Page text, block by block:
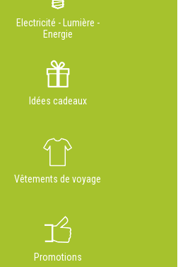
Electricité - Lumière -
Energie
Idées cadeaux
Vêtements de voyage
Promotions